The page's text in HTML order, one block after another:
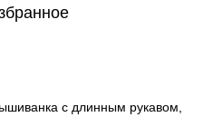
с длинным рукавом,